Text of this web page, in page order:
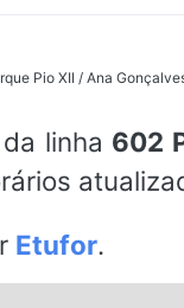
Pio XII / Ana
linha 602
Etufor.